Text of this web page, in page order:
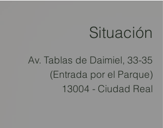
Situación
Av. Tablas de Daimiel, 33-35
(Entrada por el Parque)
13004 - Ciudad Real